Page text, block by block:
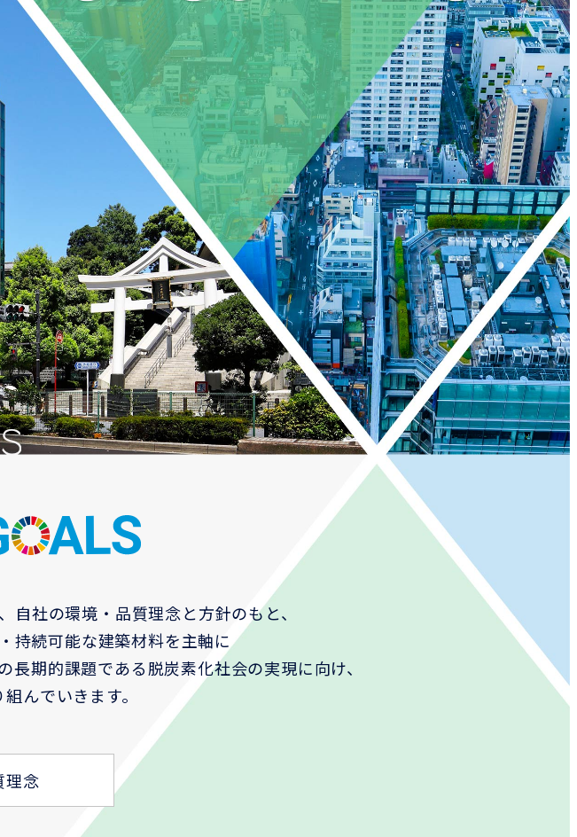
自社の環境・品質理念と方針のもと、
持続可能な建築材料を主軸に
長期的課題である脱炭素化社会の実現に向け、
んでいきます。
理念